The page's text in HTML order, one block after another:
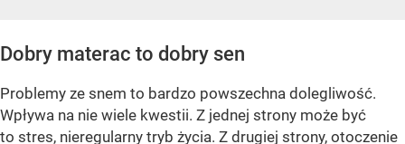
Dobry materac to dobry sen
Problemy ze snem to bardzo powszechna dolegliwość.
Wpływa na nie wiele kwestii. Z jednej strony może być
to stres, nieregularny tryb życia. Z drugiej strony, otoczenie